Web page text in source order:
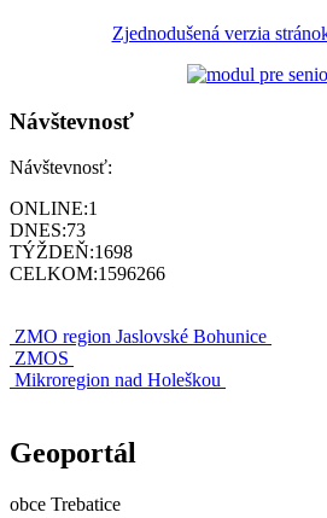
Zjednodušená verzia
Návštevnosť
Návštevnosť:
ONLINE:1
DNES:73
TÝŽDEŇ:1698
CELKOM:1596266
ZMO region Jaslovské Bohunice
ZMOS
Mikroregion nad Holeškou
Geoportál
obce Trebatice